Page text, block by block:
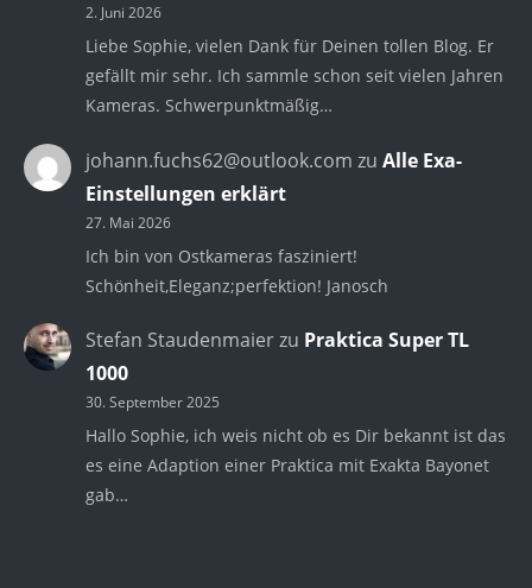
2. Juni 2026
Liebe Sophie, vielen Dank für Deinen tollen Blog. Er
gefällt mir sehr. Ich sammle schon seit vielen Jahren
Kameras. Schwerpunktmäßig…
johann.fuchs62@outlook.com zu Alle Exa-
Einstellungen erklärt
27. Mai 2026
Ich bin von Ostkameras fasziniert!
Schönheit,Eleganz;perfektion! Janosch
Stefan Staudenmaierzu Praktica Super TL
1000
30. September 2025
Hallo Sophie, ich weis nicht ob es Dir bekannt ist das
es eine Adaption einer Praktica mit Exakta Bayonet
gab…